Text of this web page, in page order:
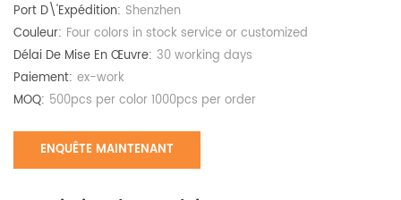
Port D\'expédition: Shenzhen
Couleur: Four colors in stock service or customized
Délai De Mise En Œuvre: 30 working days
Paiement: ex-work
MOQ: 500pcs per color 1000pcs per order
ENQUÊTE MAINTENANT